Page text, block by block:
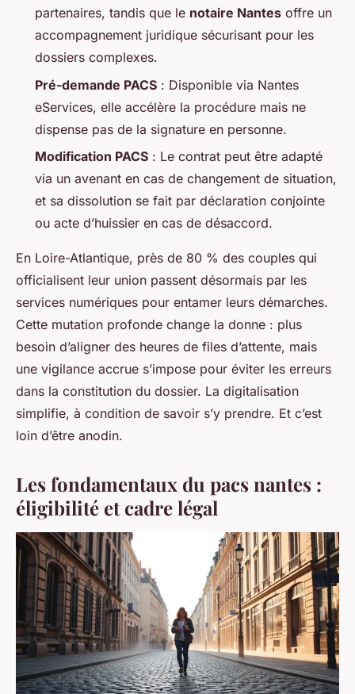
partenaires, tandis que le notaire Nantes offre un
accompagnement juridique sécurisant pour les
dossiers complexes.
Pré-demande PACS : Disponible via Nantes
eServices, elle accélère la procédure mais ne
dispense pas de la signature en personne.
Modification PACS : Le contrat peut être adapté
via un avenant en cas de changement de situation,
et sa dissolution se fait par déclaration conjointe
ou acte d’huissier en cas de désaccord.
En Loire-Atlantique, près de 80 % des couples qui
officialisent leur union passent désormais par les
services numériques pour entamer leurs démarches.
Cette mutation profonde change la donne : plus
besoin d’aligner des heures de files d’attente, mais
une vigilance accrue s’impose pour éviter les erreurs
dans la constitution du dossier. La digitalisation
simplifie, à condition de savoir s’y prendre. Et c’est
loin d’être anodin.
Les fondamentaux du pacs nantes :
éligibilité et cadre légal